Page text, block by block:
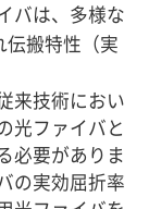
バは、多様な
搬特性（実
来技術におい
光ファイバと
必要がありま
の実効屈折率